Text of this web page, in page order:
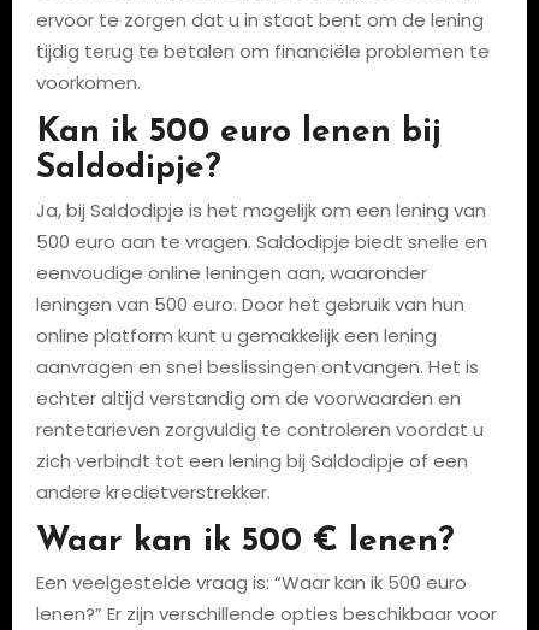
ervoor te zorgen dat u in staat bent om de lening
tijdig terug te betalen om financiële problemen te
voorkomen.
Kan ik 500 euro lenen bij
Saldodipje?
Ja, bij Saldodipje is het mogelijk om een lening van
500 euro aan te vragen. Saldodipje biedt snelle en
eenvoudige online leningen aan, waaronder
leningen van 500 euro. Door het gebruik van hun
online platform kunt u gemakkelijk een lening
aanvragen en snel beslissingen ontvangen. Het is
echter altijd verstandig om de voorwaarden en
rentetarieven zorgvuldig te controleren voordat u
zich verbindt tot een lening bij Saldodipje of een
andere kredietverstrekker.
Waar kan ik 500 € lenen?
Een veelgestelde vraag is: “Waar kan ik 500 euro
lenen?” Er zijn verschillende opties beschikbaar voor